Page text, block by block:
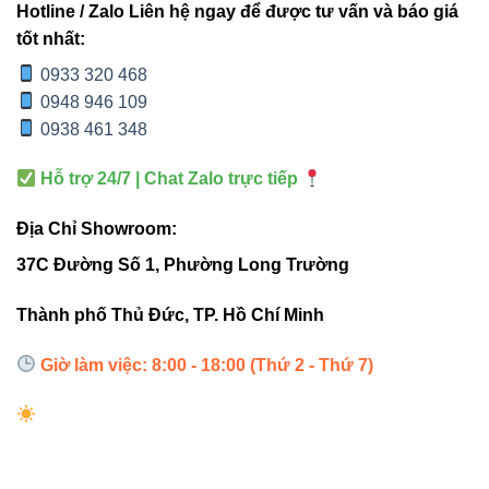
Kết nối điện áp 220VAC, 50Hz đúng kỹ thuật.
Vệ sinh định kỳ bằng khăn mềm, tránh hóa chất
Thường xuyên kiểm tra cáp và bóng đèn để đảm
bảo an toàn.
Liên kết hữu ích
trần Vinaled
Hotline / Zalo Liên hệ ngay để được tư vấn và báo giá
tốt nhất:
0933 320 468
0948 946 109
0938 461 348
Hỗ trợ 24/7 | Chat Zalo trực tiếp
Địa Chỉ Showroom:
37C Đường Số 1, Phường Long Trường
Thành phố Thủ Đức, TP. Hồ Chí Minh
Giờ làm việc: 8:00 - 18:00 (Thứ 2 - Thứ 7)